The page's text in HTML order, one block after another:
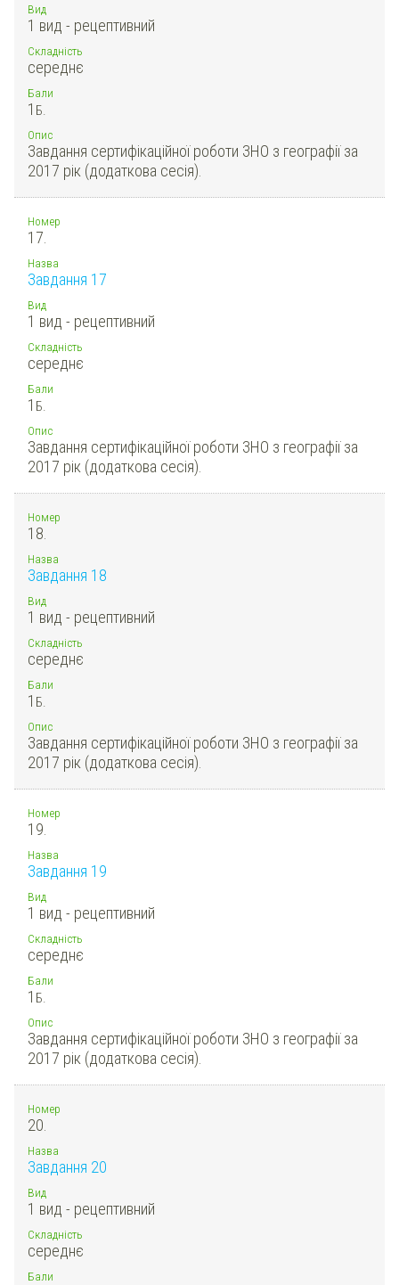
Вид
1 вид - рецептивний
Складність
середнє
Бали
1 Б.
Опис
Завдання сертифікаційної роботи ЗНО з географії за
2017 рік (додаткова сесія).
Номер
17.
Назва
Завдання 17
Вид
1 вид - рецептивний
Складність
середнє
Бали
1 Б.
Опис
Завдання сертифікаційної роботи ЗНО з географії за
2017 рік (додаткова сесія).
Номер
18.
Назва
Завдання 18
Вид
1 вид - рецептивний
Складність
середнє
Бали
1 Б.
Опис
Завдання сертифікаційної роботи ЗНО з географії за
2017 рік (додаткова сесія).
Номер
19.
Назва
Завдання 19
Вид
1 вид - рецептивний
Складність
середнє
Бали
1 Б.
Опис
Завдання сертифікаційної роботи ЗНО з географії за
2017 рік (додаткова сесія).
Номер
20.
Назва
Завдання 20
Вид
1 вид - рецептивний
Складність
середнє
Бали